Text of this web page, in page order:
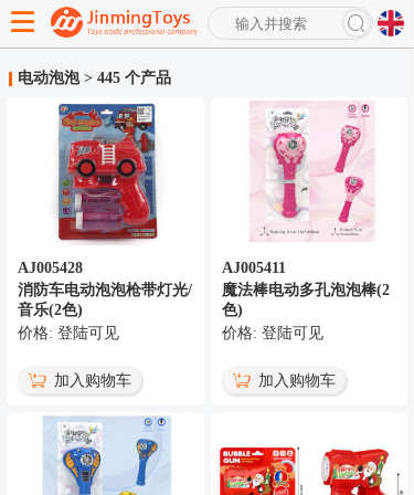
搜
电动泡泡 > 445 个产品
AJ005428
消防车电动泡泡枪带灯光/
音乐(2色)
价格: 登陆可见
加入购物车
AJ005411
魔法棒电动多孔泡泡棒(2
色)
价格: 登陆可见
加入购物车